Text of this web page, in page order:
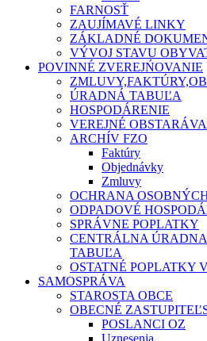
FARNOSŤ
ZAUJÍMAVÉ LINKY
ZÁKLADNÉ
VÝVOJ STAVU
POVINNÉ ZVEREJŃOVANIE
ÚRADNÁ TABUĽA
HOSPODÁRENIE
VEREJNÉ
ARCHÍV FZO
Faktúry
Objednávky
Zmluvy
OCHRANA
ODPADOVÉ
SPRÁVNE POPLATKY
CENTRÁLNA
TABUĽA
OSTATNÉ POPLATKY
SAMOSPRÁVA
STAROSTA OBCE
OBECNÉ
POSLANCI OZ
Uznesenia